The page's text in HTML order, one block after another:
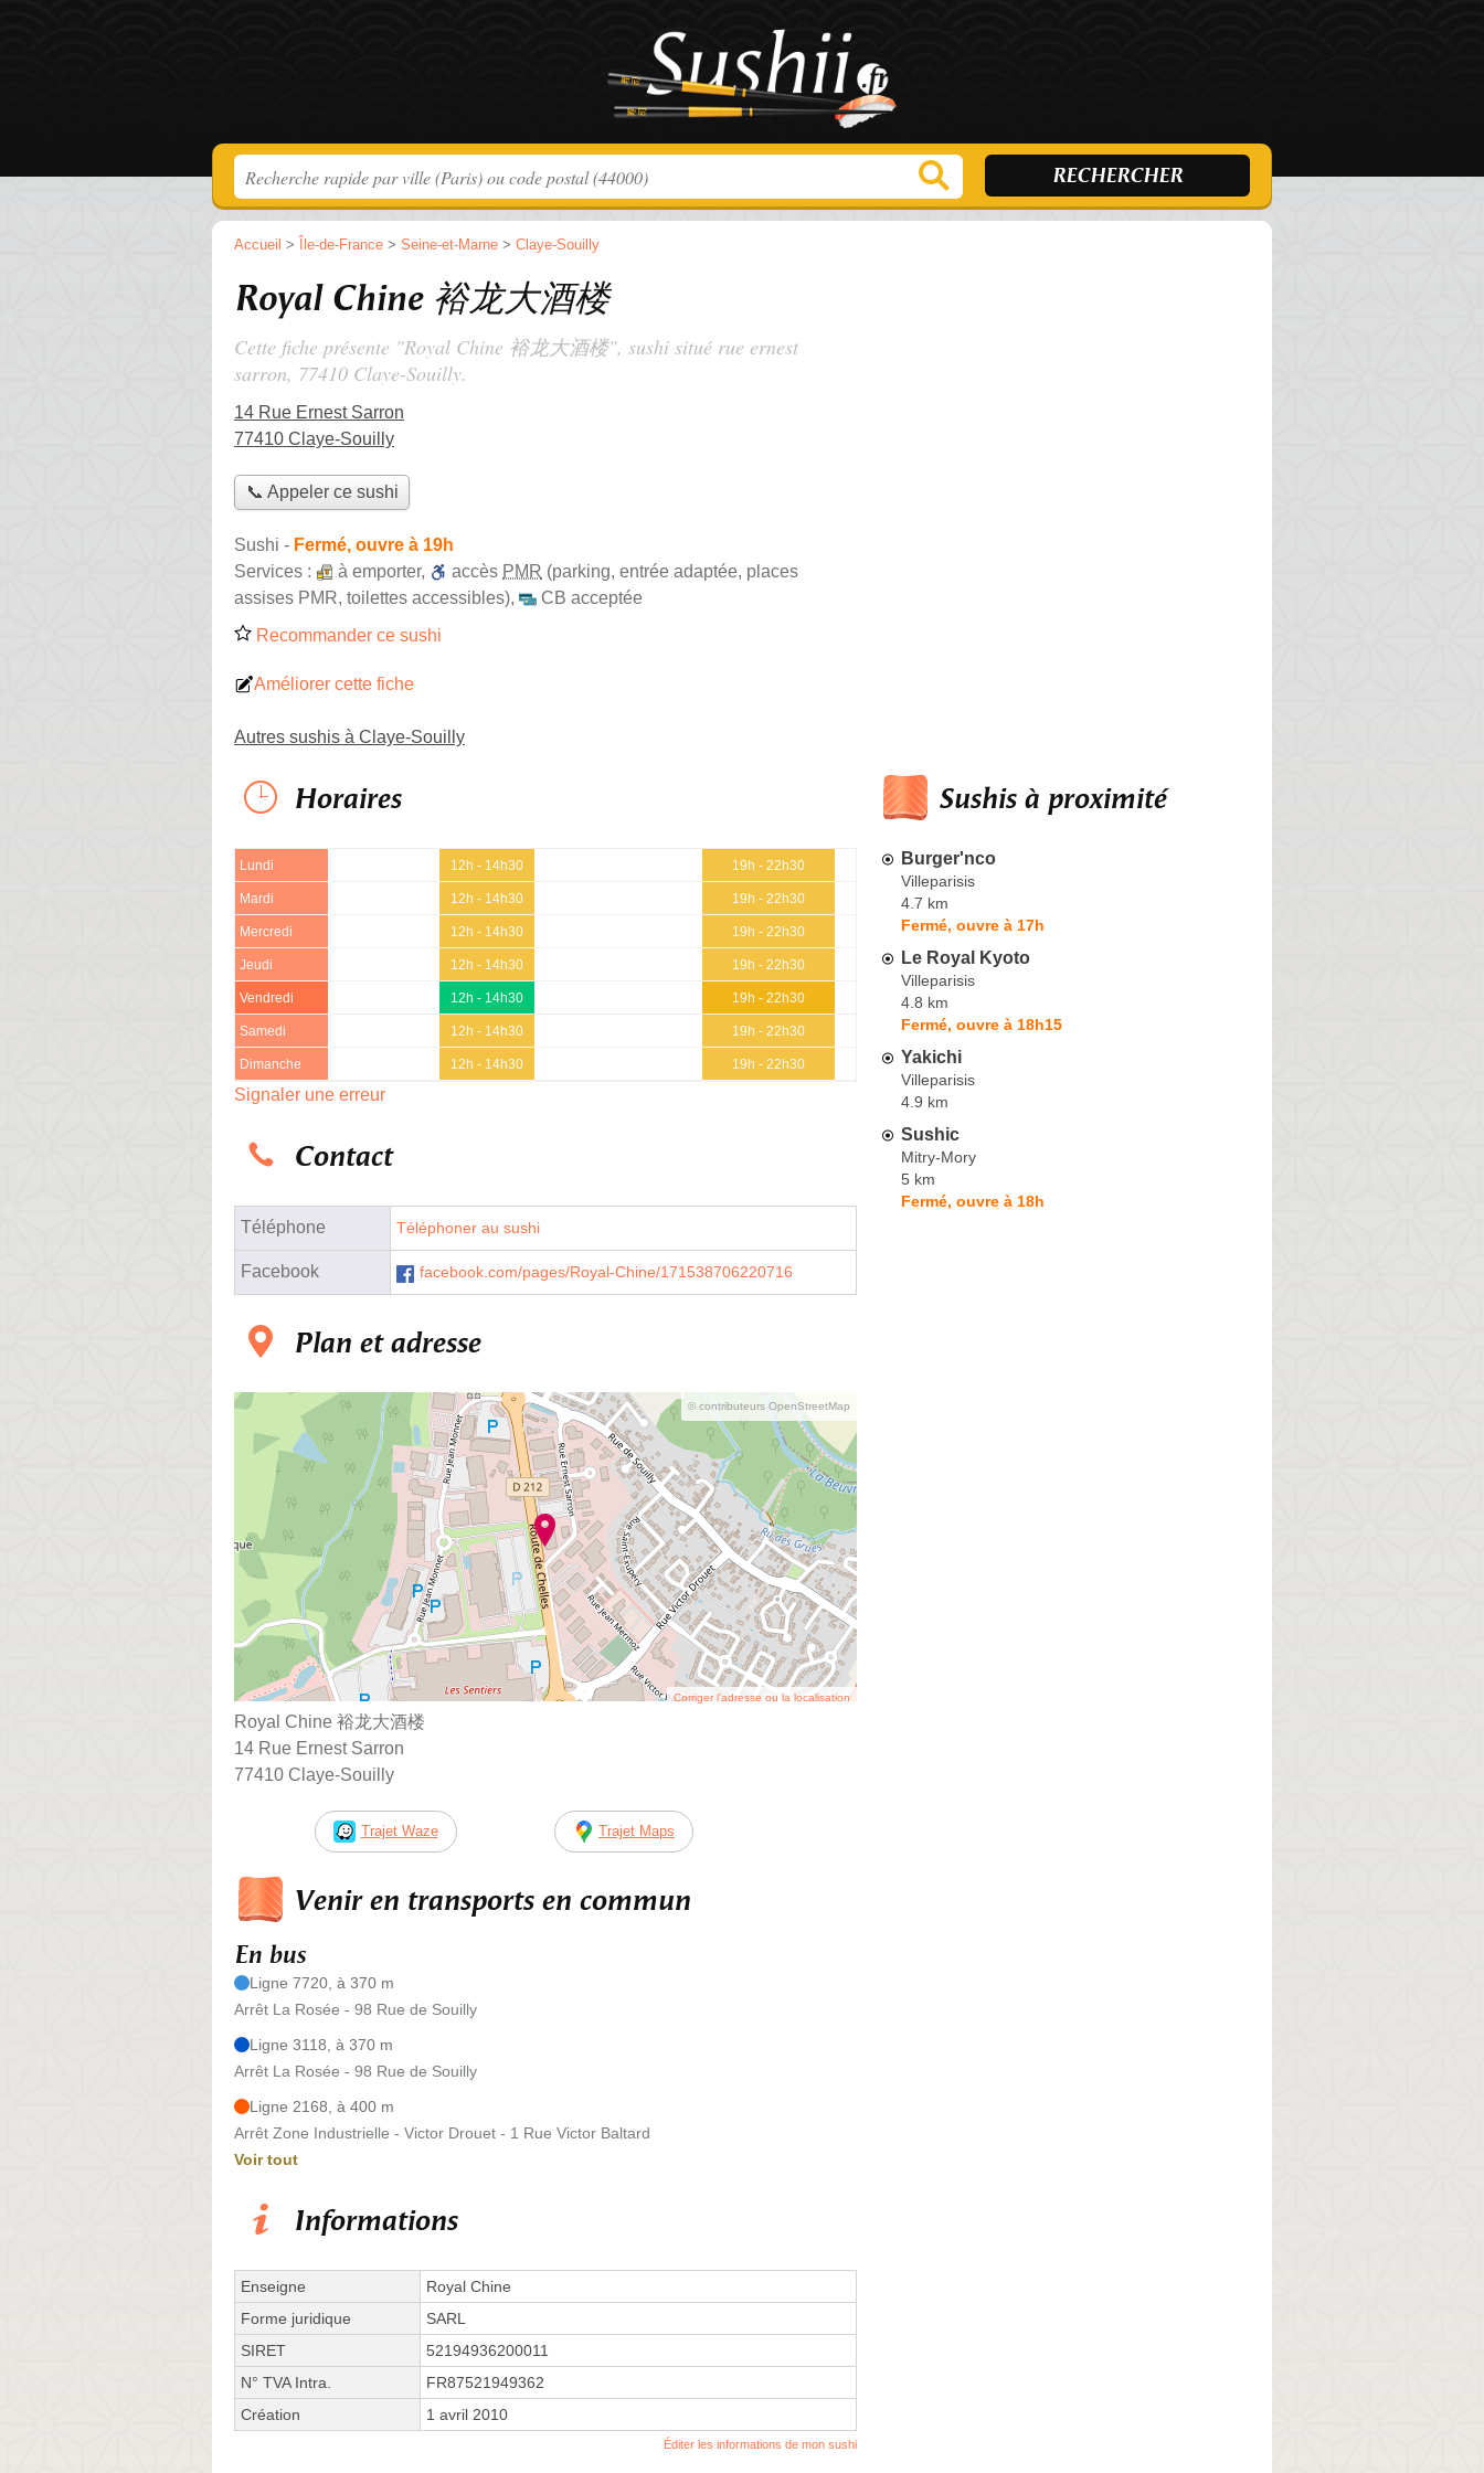
Accueil > Île-de-France > Seine-et-Marne > Claye-Souilly
Royal Chine 裕龙大酒楼
Cette fiche présente "Royal Chine 裕龙大酒楼", sushi situé rue ernest
sarron, 77410 Claye-Souilly.
14 Rue Ernest Sarron
77410 Claye-Souilly
📞 Appeler ce sushi
Sushi - Fermé, ouvre à 19h
Services :
à emporter, accès PMR (parking, entrée adaptée, places
assises PMR, toilettes accessibles),
CB acceptée
Recommander ce sushi
Améliorer cette fiche
Autres sushis à Claye-Souilly
Horaires
Lundi 12h - 14h30 19h - 22h30
Mardi 12h - 14h30 19h - 22h30
Mercredi 12h - 14h30 19h - 22h30
Jeudi 12h - 14h30 19h - 22h30
Vendredi 12h - 14h30 19h - 22h30
Samedi 12h - 14h30 19h - 22h30
Dimanche 12h - 14h30 19h - 22h30
Signaler une erreur
Contact
Téléphone Téléphoner au sushi
Facebook facebook.com/pages/Royal-Chine/171538706220716
Plan et adresse
© contributeurs OpenStreetMap
Corriger l’adresse ou la localisation
Royal Chine 裕龙大酒楼
14 Rue Ernest Sarron
77410 Claye-Souilly
Trajet Waze Trajet Maps
Venir en transports en commun
En bus
Ligne 7720, à 370 m
Arrêt La Rosée - 98 Rue de Souilly
Ligne 3118, à 370 m
Arrêt La Rosée - 98 Rue de Souilly
Ligne 2168, à 400 m
Arrêt Zone Industrielle - Victor Drouet - 1 Rue Victor Baltard
Voir tout
Informations
Enseigne
Royal Chine
Forme juridique
SARL
SIRET
52194936200011
N° TVA Intra.
FR87521949362
Création
1 avril 2010
Éditer les informations de mon sushi
Sushis à proximité
Burger'nco
Villeparisis
4.7 km
Fermé, ouvre à 17h
Le Royal Kyoto
Villeparisis
4.8 km
Fermé, ouvre à 18h15
Yakichi
Villeparisis
4.9 km
Sushic
Mitry-Mory
5 km
Fermé, ouvre à 18h